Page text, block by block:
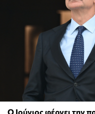
Ο Ιούνιος φέρνει την